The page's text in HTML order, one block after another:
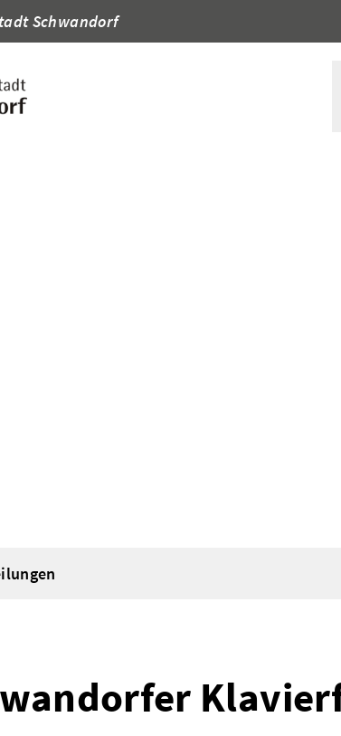
Schwandorf